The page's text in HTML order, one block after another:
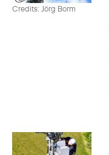
Credits: Jörg Borm